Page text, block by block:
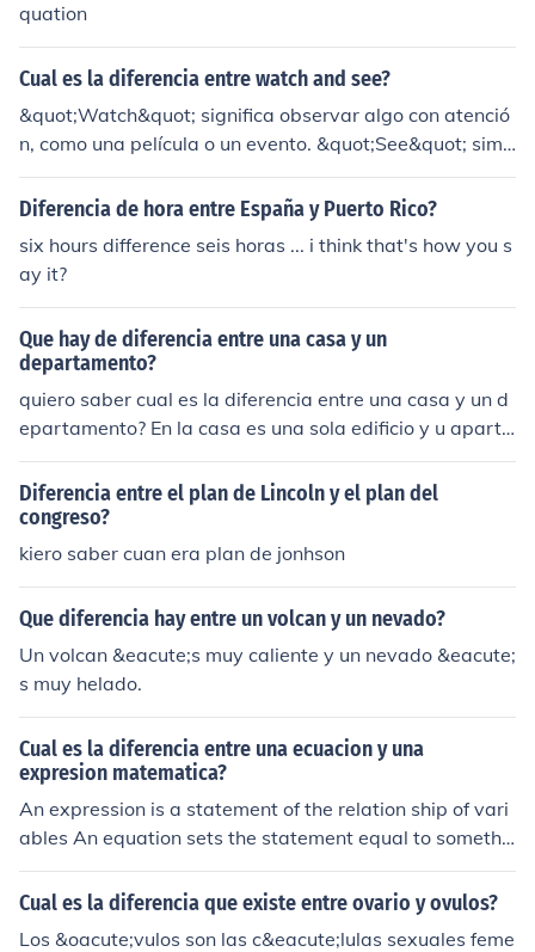
quation
Cual es la diferencia entre watch and see?
&quot;Watch&quot; significa observar algo con atenció
n, como una película o un evento. &quot;See&quot; simp
lemente implica percibir visualmente algo sin necesida
d de prestarle demasiada atención.
Diferencia de hora entre España y Puerto Rico?
six hours difference seis horas ... i think that's how you s
ay it?
Que hay de diferencia entre una casa y un
departamento?
quiero saber cual es la diferencia entre una casa y un d
epartamento? En la casa es una sola edificio y u aparta
mento pueden a ver varias apt en una s&oacute;lo edifi
o
Diferencia entre el plan de Lincoln y el plan del
congreso?
kiero saber cuan era plan de jonhson
Que diferencia hay entre un volcan y un nevado?
Un volcan &eacute;s muy caliente y un nevado &eacute;
s muy helado.
Cual es la diferencia entre una ecuacion y una
expresion matematica?
An expression is a statement of the relation ship of vari
ables An equation sets the statement equal to somethi
ng.
Cual es la diferencia que existe entre ovario y ovulos?
Los &oacute;vulos son las c&eacute;lulas sexuales feme